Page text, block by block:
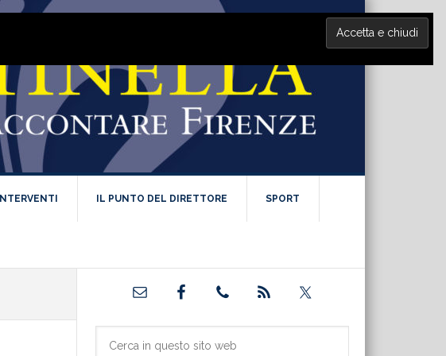
INTERVENTI IL PUNTO DEL DIRETTORE SPORT
Barra
primaria